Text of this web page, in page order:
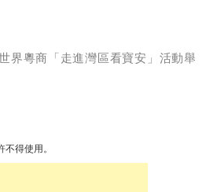
界粵商「走進灣區看寶安」活動舉
得使用。